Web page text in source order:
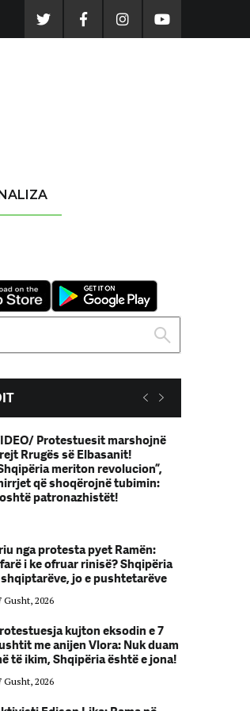
Protestuesit marshojnë
Rrugës së Elbasanit!
meriton revolucion”,
që shoqërojnë tubimin:
patronazhistët!
nga protesta pyet Ramën:
i ke ofruar rinisë? Shqipëria
shqiptarëve, jo e pushtetarëve
Gusht, 2026
kujton eksodin e 7
me anijen Vlora: Nuk duam
të ikim, Shqipëria është e jona!
Gusht, 2026